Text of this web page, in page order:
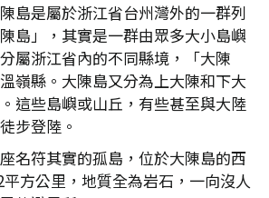
島是屬於浙江省台州灣外的一群列
島」，其實是一群由眾多大小島嶼
屬浙江省內的不同縣境，「大陳
嶺縣。大陳島又分為上大陳和下大
這些島嶼或山丘，有些甚至與大陸
步登陸。
名符其實的孤島，位於大陳島的西
方公里，地質全為岩石，一向沒人